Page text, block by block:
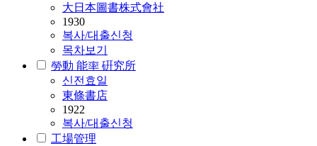
大日本圖書株式會社
1930
복사/대출신청
목차보기
勞動 能率 硏究所
신전효일
東條書店
1922
복사/대출신청
工場管理